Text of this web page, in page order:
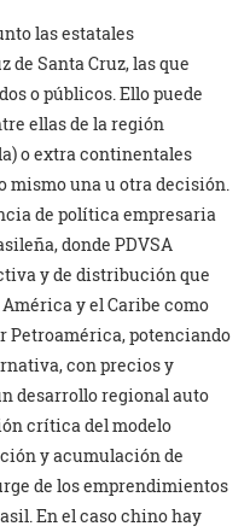
las estatales
Santa Cruz, las que
o públicos. Ello puede
ellas de la región
o extra continentales
mismo una u otra decisión.
de política empresaria
donde PDVSA
y de distribución que
y el Caribe como
Petroamérica, potenciando
con precios y
desarrollo regional auto
crítica del modelo
y acumulación de
de los emprendimientos
En el caso chino hay